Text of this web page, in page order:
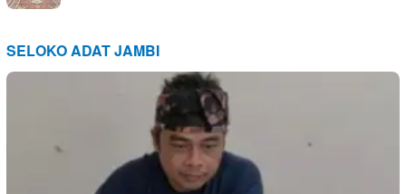
SELOKO ADAT JAMBI